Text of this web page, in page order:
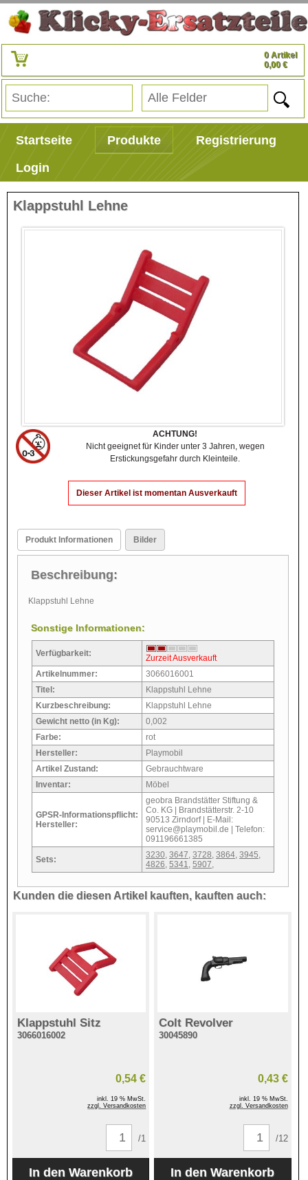
0 Artikel
0,00 €
Startseite Produkte
Registrierung
Login
Klappstuhl Lehne
ACHTUNG!
Nicht geeignet für Kinder unter 3 Jahren, wegen
Erstickungsgefahr durch Kleinteile.
Dieser Artikel ist momentan Ausverkauft
Produkt Informationen Bilder
Beschreibung:
Klappstuhl Lehne
Sonstige Informationen:
Verfügbarkeit:
Zurzeit Ausverkauft
Artikelnummer:
3066016001
Titel:
Klappstuhl Lehne
Kurzbeschreibung:
Klappstuhl Lehne
Gewicht netto (in Kg):
0,002
Farbe:
rot
Hersteller:
Playmobil
Artikel Zustand:
Gebrauchtware
Inventar:
Möbel
GPSR-Informationspflicht:
Hersteller:
geobra Brandstätter Stiftung &
Co. KG | Brandstätterstr. 2-10
90513 Zirndorf | E-Mail:
service@playmobil.de | Telefon:
091196661385
Sets: 3230 3647 3728 3864 3945
4826 5341 5907
Kunden die diesen Artikel kauften, kauften auch:
Klappstuhl Sitz
3066016002
0,54 €
inkl. 19 % MwSt.
zzgl. Versandkosten
/1
Colt Revolver
30045890
0,43 €
inkl. 19 % MwSt.
zzgl. Versandkosten
/12